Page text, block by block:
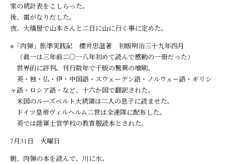
家の統計表をこしらった。
後、雷がなりだした。
夜、大橋屋で山本さんと二日に山に行く事に定めた。
※「肉弾」旅準実践記 櫻井忠温著 初版明治三十九年四月
（眞一は三年前二〇一八年初めて読んで感動の一冊だった）
世界的に評判。刊行数年で千版の驚異の増刷。
英・独・仏・伊・中国語・スウェーデン語・ノルウェー語・ギリシ
ャ語・ロシア語・など、十六か国で翻訳された。
米国のルーズベルト大統領は二人の息子に読ませた。
ドイツ皇帝ヴィルヘルム二世は全連隊に配布した。
英では陸軍士官学校の教育服読本とされた。
7月31日 火曜日
朝、肉弾の本を読んで、川に水。